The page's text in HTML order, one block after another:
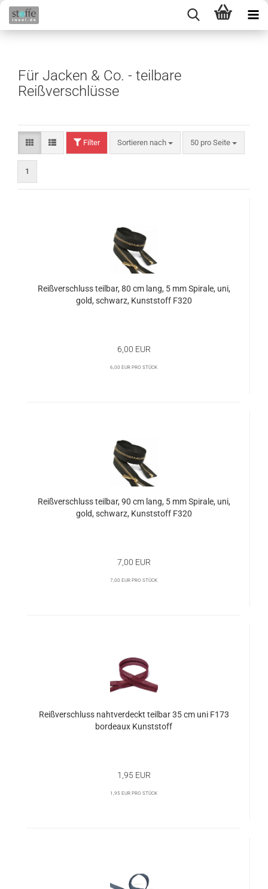
Für Jacken & Co. - teilbare
Reißverschlüsse
Filter Sortieren nach 50 pro Seite
1
Reißverschluss teilbar, 80 cm lang, 5 mm Spirale, uni,
gold, schwarz, Kunststoff F320
6,00 EUR
6,00 EUR pro Stück
Reißverschluss teilbar, 90 cm lang, 5 mm Spirale, uni,
gold, schwarz, Kunststoff F320
7,00 EUR
7,00 EUR pro Stück
Reißverschluss nahtverdeckt teilbar 35 cm uni F173
bordeaux Kunststoff
1,95 EUR
1,95 EUR pro Stück